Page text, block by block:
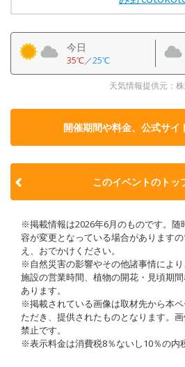
今日
35℃／25℃
天気情報提供元：
開催期間や料金、公式サイ
このイベントのトッ
※掲載情報は2026年6月のものです。随
容が変更となっている場合があります
え、おでかけください。
※自然災害の影響やその他諸事情により
施設の営業時間、植物の開花・見頃期
あります。
※掲載されている画像は取材先から本
ただき、提供されたものとなります。
禁止です。
※表示料金は消費税8％ないし10％の内